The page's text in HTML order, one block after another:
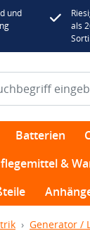
und
als
Batterien
&
Generator /